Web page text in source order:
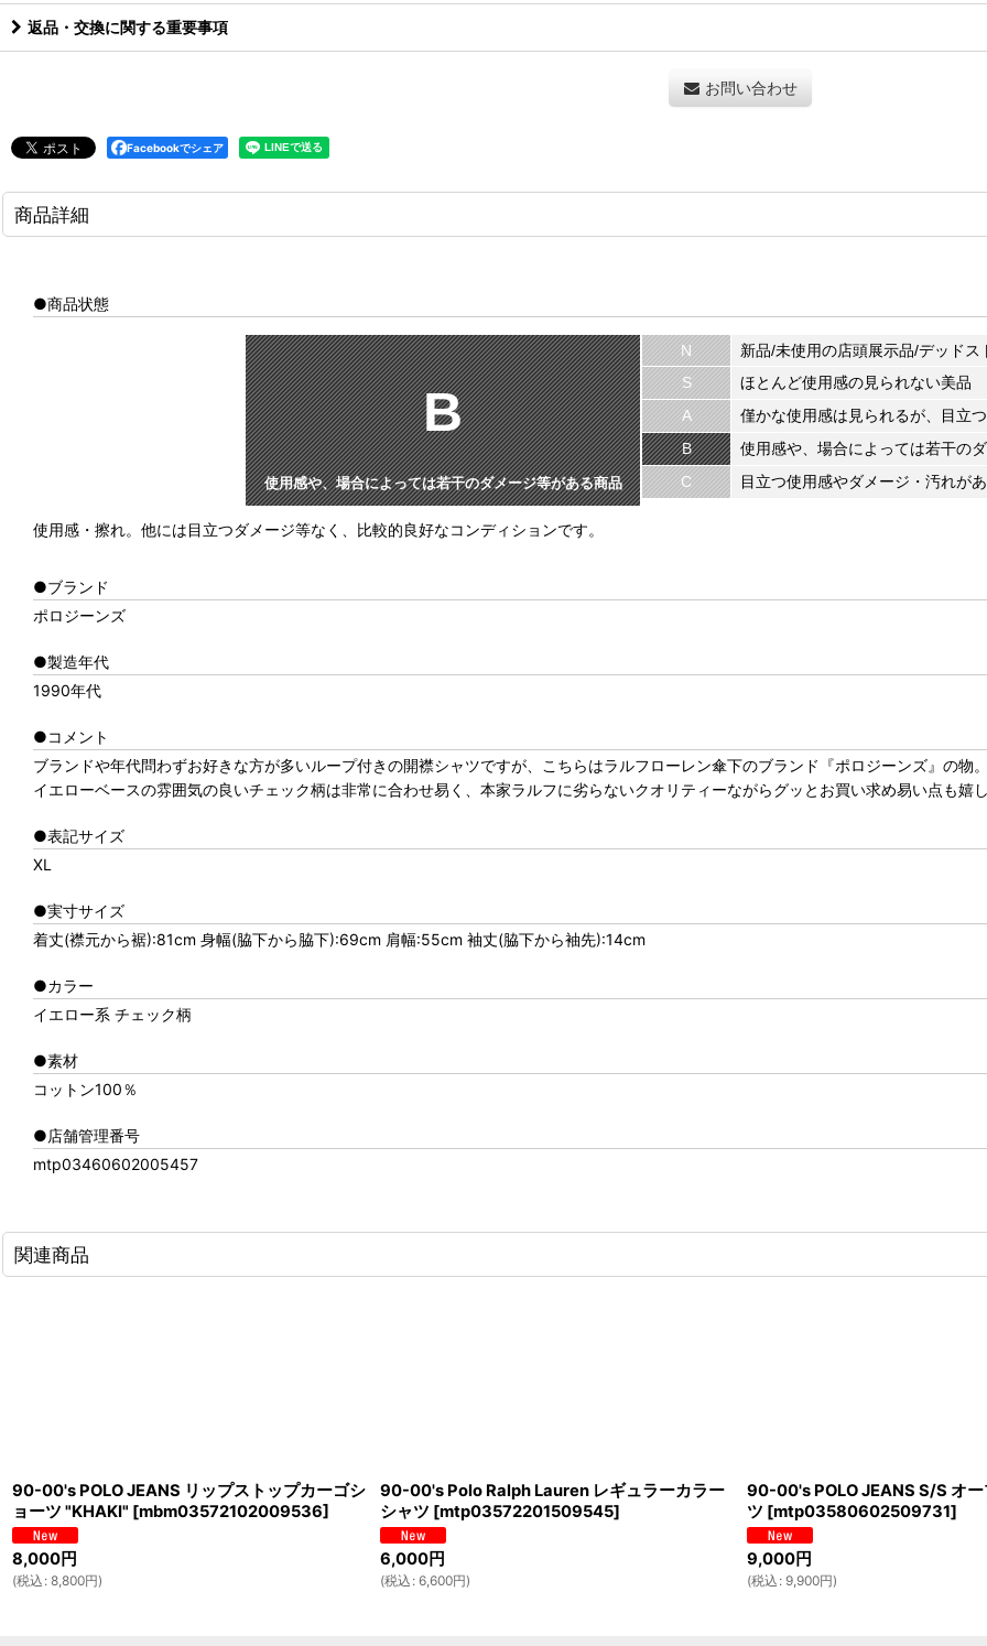
返品・交換に関する重要事項
お問い合わせ
Facebookでシェア
商品詳細
●商品状態
B
使用感や、場合によっては若干のダメージ等がある商品
N
新品/未使用の店頭展示品/デッドス
S
ほとんど使用感の見られない美品
A
僅かな使用感は見られるが、目立
B
使用感や、場合によっては若干の
C
目立つ使用感やダメージ・汚れが
使用感・擦れ。他には目立つダメージ等なく、比較的良好なコンディションです。
●ブランド
ポロジーンズ
●製造年代
1990年代
●コメント
ブランドや年代問わずお好きな方が多いループ付きの開襟シャツですが、こちらはラルフローレン傘下のブランド『ポロジーンズ』の物。
イエローベースの雰囲気の良いチェック柄は非常に合わせ易く、本家ラルフに劣らないクオリティーながらグッとお買い求め易い点も嬉
●表記サイズ
XL
●実寸サイズ
着丈(襟元から裾):81cm 身幅(脇下から脇下):69cm 肩幅:55cm 袖丈(脇下から袖先):14cm
●カラー
イエロー系 チェック柄
●素材
コットン100％
●店舗管理番号
mtp03460602005457
関連商品
90-00's POLO JEANS リップストップカーゴシ
ョーツ "KHAKI" [mbm03572102009536]
8,000円
(税込 : 8,800円)
90-00's Polo Ralph Lauren レギュラーカラー
シャツ [mtp03572201509545]
6,000円
(税込 : 6,600円)
90-00's POLO JEANS S/S オー
ツ [mtp03580602509731]
9,000円
(税込 : 9,900円)